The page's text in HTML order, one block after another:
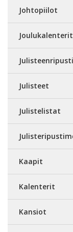
Johtopiilot
Joulukalenterit
Julisteet
Julistelistat
Kaapit
Kalenterit
Kansiot